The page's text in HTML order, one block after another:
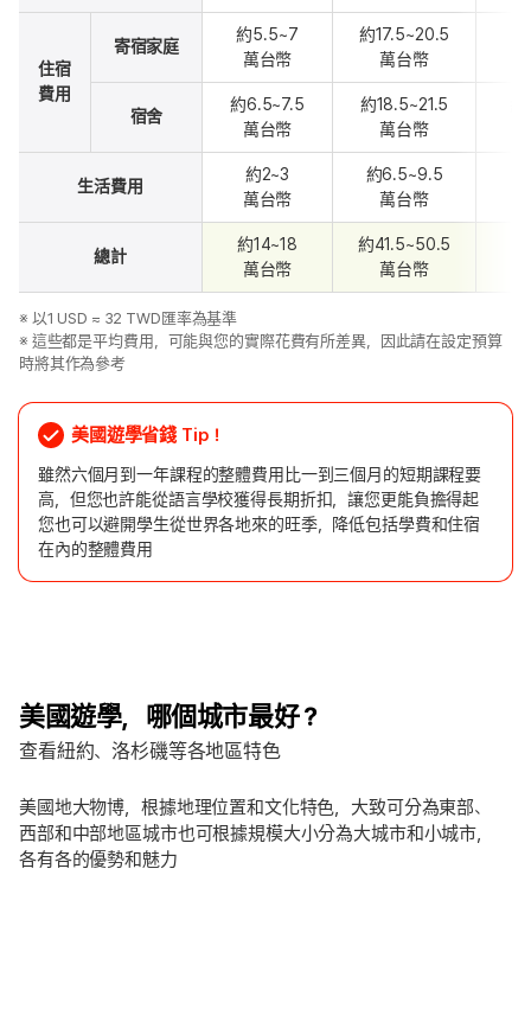
住宿
費用
寄宿家庭
約5.5~7
萬台幣
約17.5~20.5
萬台幣
宿舍
約6.5~7.5
萬台幣
約18.5~21.5
萬台幣
生活費用
約2~3
萬台幣
約6.5~9.5
萬台幣
總計
約14~18
萬台幣
約41.5~50.5
萬台幣
※ 以1 USD ≈ 32 TWD匯率為基準
※ 這些都是平均費用，可能與您的實際花費有所差異，因此請在設定預算
時將其作為參考
美國遊學省錢 Tip！
雖然六個月到一年課程的整體費用比一到三個月的短期課程要
高，但您也許能從語言學校獲得長期折扣，讓您更能負擔得起
您也可以避開學生從世界各地來的旺季，降低包括學費和住宿
在內的整體費用
美國遊學，哪個城市最好？
查看紐約、洛杉磯等各地區特色
美國地大物博，根據地理位置和文化特色，大致可分為東部、
西部和中部地區城市也可根據規模大小分為大城市和小城市，
各有各的優勢和魅力